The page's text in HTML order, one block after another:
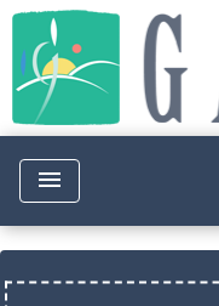
menu